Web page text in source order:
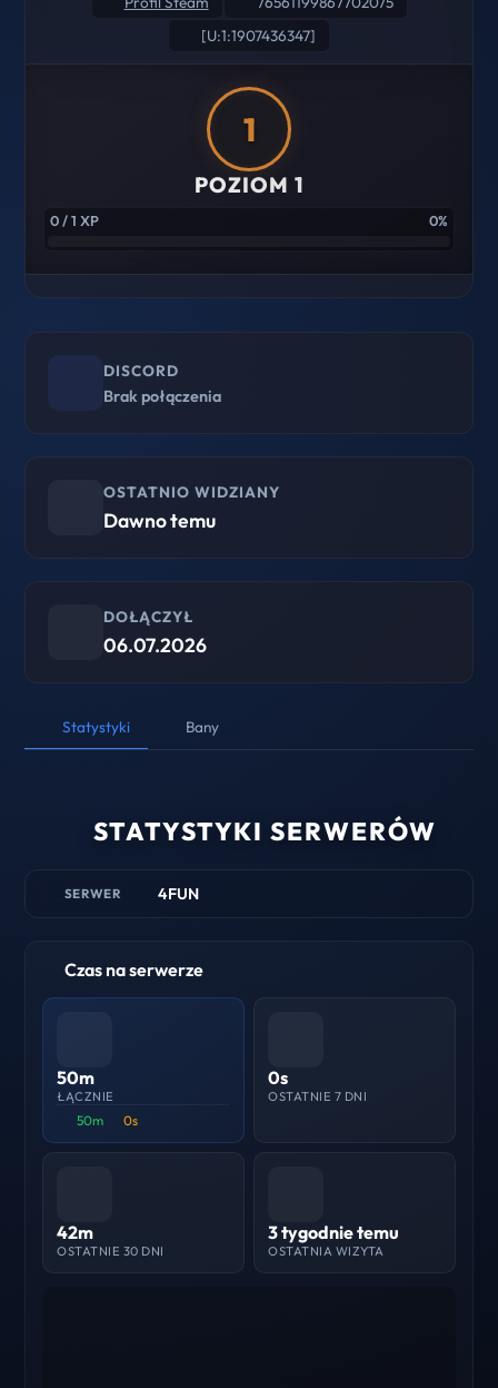
[U:1:1907436347]
1
POZIOM 1
0 / 1 XP 0%
DISCORD
Brak połączenia
OSTATNIO WIDZIANY
Dawno temu
DOŁĄCZYŁ
06.07.2026
Statystyki Bany
STATYSTYKI SERWERÓW
SERWER 4FUN
Czas na serwerze
50m
ŁĄCZNIE
50m 0s
0s
OSTATNIE 7 DNI
42m
OSTATNIE 30 DNI
3 tygodnie temu
OSTATNIA WIZYTA